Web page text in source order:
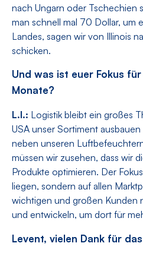
nach Ungarn oder Tschechien
man schnell mal 70 Dollar, um
Landes, sagen wir von Illinois
schicken.
Und was ist euer Fokus
Monate?
L.I.: Logistik bleibt ein großes
USA unser Sortiment
neben unseren
müssen wir zusehen, dass wir
Produkte optimieren. Der
liegen, sondern auf allen
wichtigen und großen Kunden
und entwickeln, um dort für
Levent, vielen Dank für